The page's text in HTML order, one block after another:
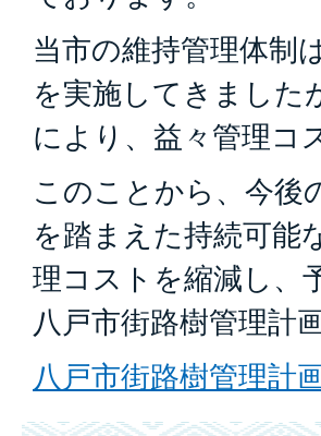
当市の維持管理体制
を実施してきました
により、益々管理コ
このことから、今後
を踏まえた持続可能
理コストを縮減し、
八戸市街路樹管理計
八戸市街路樹管理計